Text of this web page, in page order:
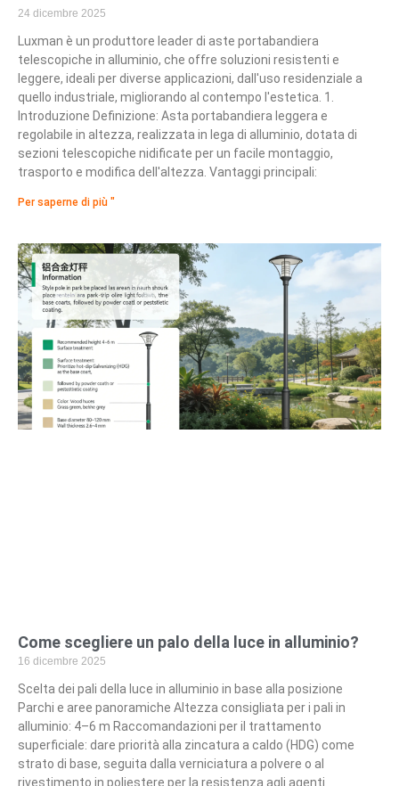
24 dicembre 2025
Luxman è un produttore leader di aste portabandiera
telescopiche in alluminio, che offre soluzioni resistenti e
leggere, ideali per diverse applicazioni, dall'uso residenziale a
quello industriale, migliorando al contempo l'estetica. 1.
Introduzione Definizione: Asta portabandiera leggera e
regolabile in altezza, realizzata in lega di alluminio, dotata di
sezioni telescopiche nidificate per un facile montaggio,
trasporto e modifica dell'altezza. Vantaggi principali:
Per saperne di più "
Come scegliere un palo della luce in alluminio?
16 dicembre 2025
Scelta dei pali della luce in alluminio in base alla posizione
Parchi e aree panoramiche Altezza consigliata per i pali in
alluminio: 4–6 m Raccomandazioni per il trattamento
superficiale: dare priorità alla zincatura a caldo (HDG) come
strato di base, seguita dalla verniciatura a polvere o al
rivestimento in poliestere per la resistenza agli agenti